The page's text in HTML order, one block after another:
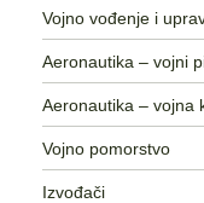
Vojno vođenje i
Aeronautika – vojni
Aeronautika – vojna
Vojno pomorstvo
Izvođači